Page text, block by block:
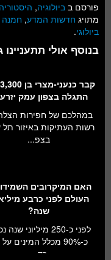
פורסם ב ביולוגיה, היסטוריה
מתויג חדשות המדע, חמנה
ביולוגי.
בנוסף אולי תתעניינו
התגלה בצפון עמק
במהלכם של חפירות
רשות העתיקות באיזור תל
בצפ...
האם המיקרובים
העולם לפני כרבע
שנה?
לפני כ-250 מיליוני
כ-90% מכלל המינים
כד...